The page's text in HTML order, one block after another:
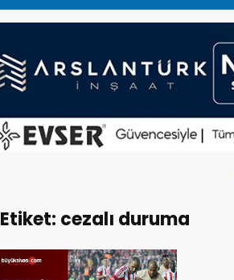
Etiket: cezalı duruma